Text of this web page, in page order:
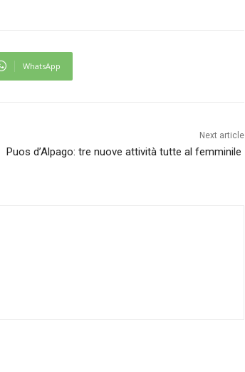
WhatsApp
Next article
Puos d’Alpago: tre nuove attività tutte al femminile